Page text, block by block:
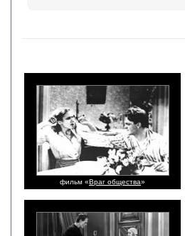
фильм «Враг общества»